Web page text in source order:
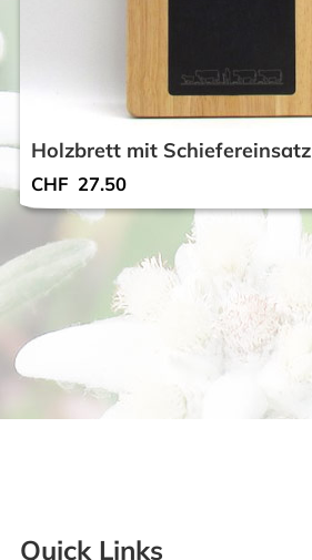
Holzbrett mit Schiefereinsatz
CHF 27.50
Quick Links